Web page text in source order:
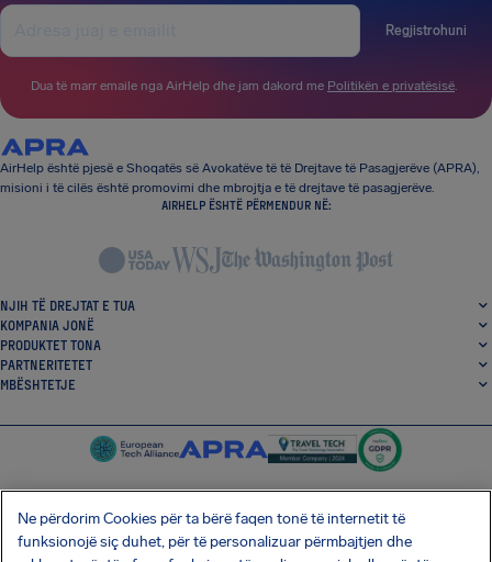
Regjistrohuni
Dua të marr emaile nga AirHelp dhe jam dakord me Politikën e privatësisë.
AirHelp është pjesë e Shoqatës së Avokatëve të të Drejtave të Pasagjerëve (APRA),
misioni i të cilës është promovimi dhe mbrojtja e të drejtave të pasagjerëve.
AIRHELP ËSHTË PËRMENDUR NË:
NJIH TË DREJTAT E TUA
KOMPANIA JONË
PRODUKTET TONA
PARTNERITETET
MBËSHTETJE
SocialFacebook
SocialTwitter
SocialInstagram
SocialLinkedin
Ne përdorim Cookies për ta bërë faqen tonë të internetit të
funksionojë siç duhet, për të personalizuar përmbajtjen dhe